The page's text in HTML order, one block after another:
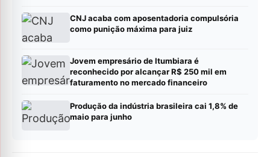
CNJ acaba com aposentadoria compulsória
como punição máxima para juiz
Jovem empresário de Itumbiara é
reconhecido por alcançar R$ 250 mil em
faturamento no mercado financeiro
Produção da indústria brasileira cai 1,8% de
maio para junho